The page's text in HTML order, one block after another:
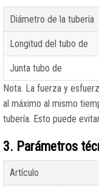
Diámetro de la tubería
Longitud del tubo de
Junta tubo de
Nota. La fuerza y
al máximo al mismo
tubería. Esto puede
3. Parámetros
Artículo